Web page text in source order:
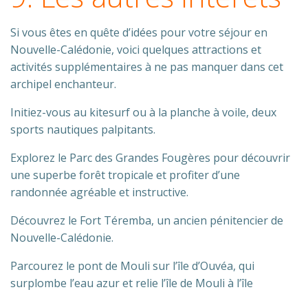
Si vous êtes en quête d’idées pour votre séjour en
Nouvelle-Calédonie, voici quelques attractions et
activités supplémentaires à ne pas manquer dans cet
archipel enchanteur.
Initiez-vous au kitesurf ou à la planche à voile, deux
sports nautiques palpitants.
Explorez le Parc des Grandes Fougères pour découvrir
une superbe forêt tropicale et profiter d’une
randonnée agréable et instructive.
Découvrez le Fort Téremba, un ancien pénitencier de
Nouvelle-Calédonie.
Parcourez le pont de Mouli sur l’île d’Ouvéa, qui
surplombe l’eau azur et relie l’île de Mouli à l’île